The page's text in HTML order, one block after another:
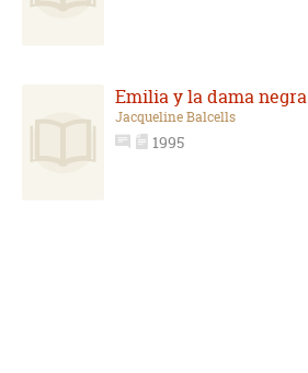
Emilia y la dama negra
Jacqueline Balcells
1995